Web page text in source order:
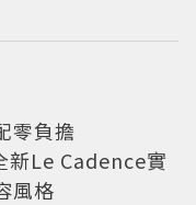
零負擔
Le Cadence實
風格